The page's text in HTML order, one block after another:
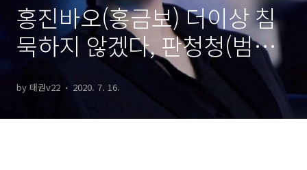
홍진바오(홍금보) 더이상 침
묵하지 않겠다, 판청청(범승
승) 출생의 비밀 진상이 드러
나다
by 태권v22 2020. 7. 16.